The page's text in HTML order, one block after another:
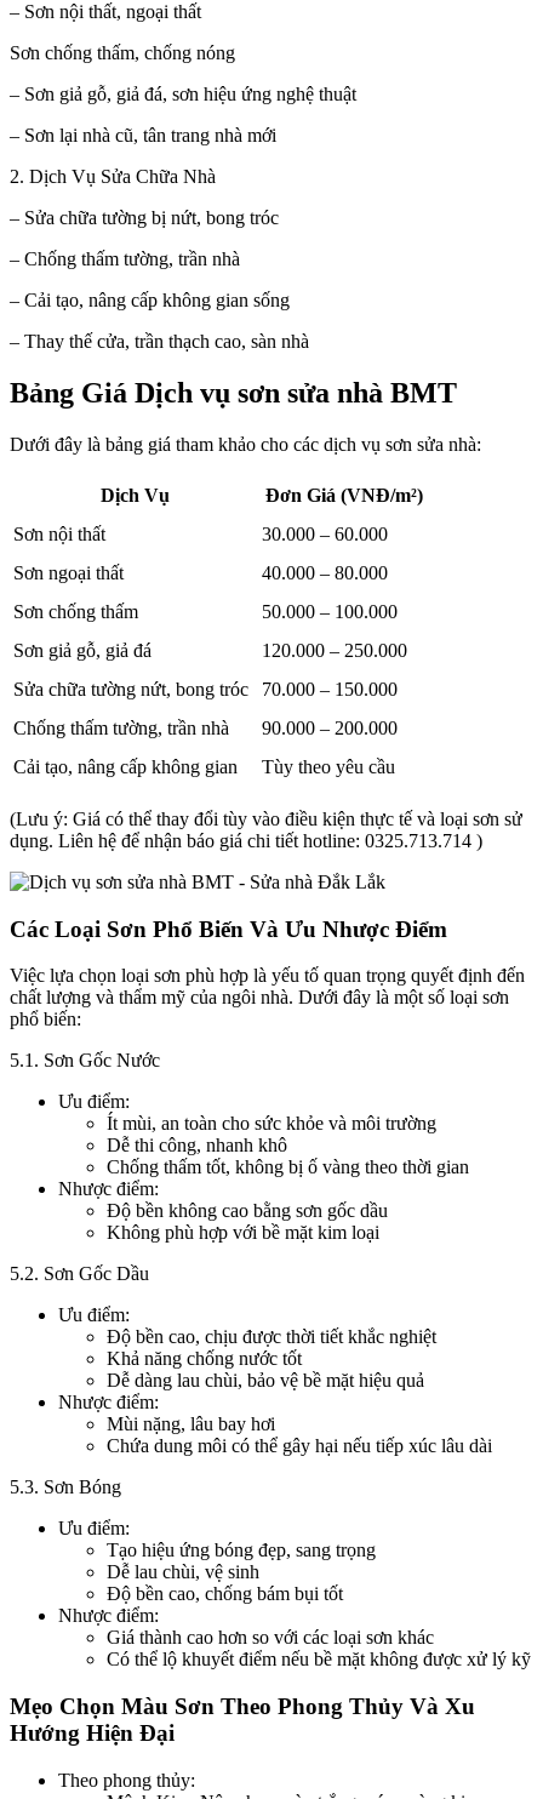
– Sơn nội thất, ngoại thất
Sơn chống thấm, chống nóng
– Sơn giả gỗ, giả đá, sơn hiệu ứng nghệ thuật
– Sơn lại nhà cũ, tân trang nhà mới
2. Dịch Vụ Sửa Chữa Nhà
– Sửa chữa tường bị nứt, bong tróc
– Chống thấm tường, trần nhà
– Cải tạo, nâng cấp không gian sống
– Thay thế cửa, trần thạch cao, sàn nhà
Bảng Giá Dịch vụ sơn sửa nhà BMT
Dưới đây là bảng giá tham khảo cho các dịch vụ sơn sửa nhà:
Dịch Vụ
Đơn Giá (VNĐ/m²)
Sơn nội thất
30.000 – 60.000
Sơn ngoại thất
40.000 – 80.000
Sơn chống thấm
50.000 – 100.000
Sơn giả gỗ, giả đá
120.000 – 250.000
Sửa chữa tường nứt, bong tróc
70.000 – 150.000
Chống thấm tường, trần nhà
90.000 – 200.000
Cải tạo, nâng cấp không gian
Tùy theo yêu cầu
(Lưu ý: Giá có thể thay đổi tùy vào điều kiện thực tế và loại sơn sử
dụng. Liên hệ để nhận báo giá chi tiết hotline: 0325.713.714 )
Các Loại Sơn Phổ Biến Và Ưu Nhược Điểm
Việc lựa chọn loại sơn phù hợp là yếu tố quan trọng quyết định đến
chất lượng và thẩm mỹ của ngôi nhà. Dưới đây là một số loại sơn
phổ biến:
5.1. Sơn Gốc Nước
Ưu điểm:
Ít mùi, an toàn cho sức khỏe và môi trường
Dễ thi công, nhanh khô
Chống thấm tốt, không bị ố vàng theo thời gian
Nhược điểm:
Độ bền không cao bằng sơn gốc dầu
Không phù hợp với bề mặt kim loại
5.2. Sơn Gốc Dầu
Ưu điểm:
Độ bền cao, chịu được thời tiết khắc nghiệt
Khả năng chống nước tốt
Dễ dàng lau chùi, bảo vệ bề mặt hiệu quả
Nhược điểm:
Mùi nặng, lâu bay hơi
Chứa dung môi có thể gây hại nếu tiếp xúc lâu dài
5.3. Sơn Bóng
Ưu điểm:
Tạo hiệu ứng bóng đẹp, sang trọng
Dễ lau chùi, vệ sinh
Độ bền cao, chống bám bụi tốt
Nhược điểm:
Giá thành cao hơn so với các loại sơn khác
Có thể lộ khuyết điểm nếu bề mặt không được xử lý kỹ
Mẹo Chọn Màu Sơn Theo Phong Thủy Và Xu
Hướng Hiện Đại
Theo phong thủy: